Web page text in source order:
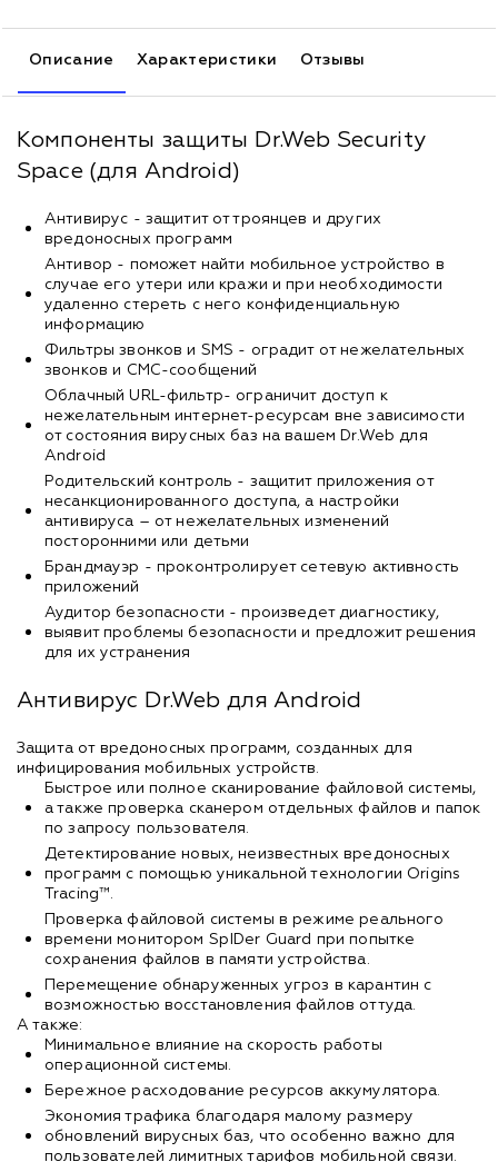
Описание Характеристики Отзывы
Компоненты защиты Dr.Web Security
Space (для Android)
Антивирус - защитит от троянцев и других
вредоносных программ
Антивор - поможет найти мобильное устройство в
случае его утери или кражи и при необходимости
удаленно стереть с него конфиденциальную
информацию
Фильтры звонков и SMS - оградит от нежелательных
звонков и СМС-сообщений
Облачный URL-фильтр- ограничит доступ к
нежелательным интернет-ресурсам вне зависимости
от состояния вирусных баз на вашем Dr.Web для
Android
Родительский контроль - защитит приложения от
несанкционированного доступа, а настройки
антивируса – от нежелательных изменений
посторонними или детьми
Брандмауэр - проконтролирует сетевую активность
приложений
Аудитор безопасности - произведет диагностику,
выявит проблемы безопасности и предложит решения
для их устранения
Антивирус Dr.Web для Android
Защита от вредоносных программ, созданных для
инфицирования мобильных устройств.
Быстрое или полное сканирование файловой системы,
а также проверка сканером отдельных файлов и папок
по запросу пользователя.
Детектирование новых, неизвестных вредоносных
программ с помощью уникальной технологии Origins
Tracing™.
Проверка файловой системы в режиме реального
времени монитором SpIDer Guard при попытке
сохранения файлов в памяти устройства.
Перемещение обнаруженных угроз в карантин с
возможностью восстановления файлов оттуда.
А также:
Минимальное влияние на скорость работы
операционной системы.
Бережное расходование ресурсов аккумулятора.
Экономия трафика благодаря малому размеру
обновлений вирусных баз, что особенно важно для
пользователей лимитных тарифов мобильной связи.